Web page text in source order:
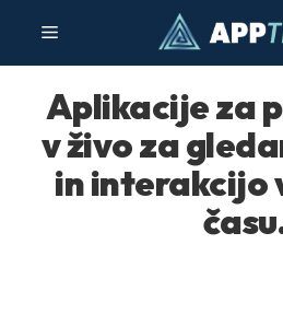
vsebino
meni
Aplikacije za
v živo za
in interakcijo